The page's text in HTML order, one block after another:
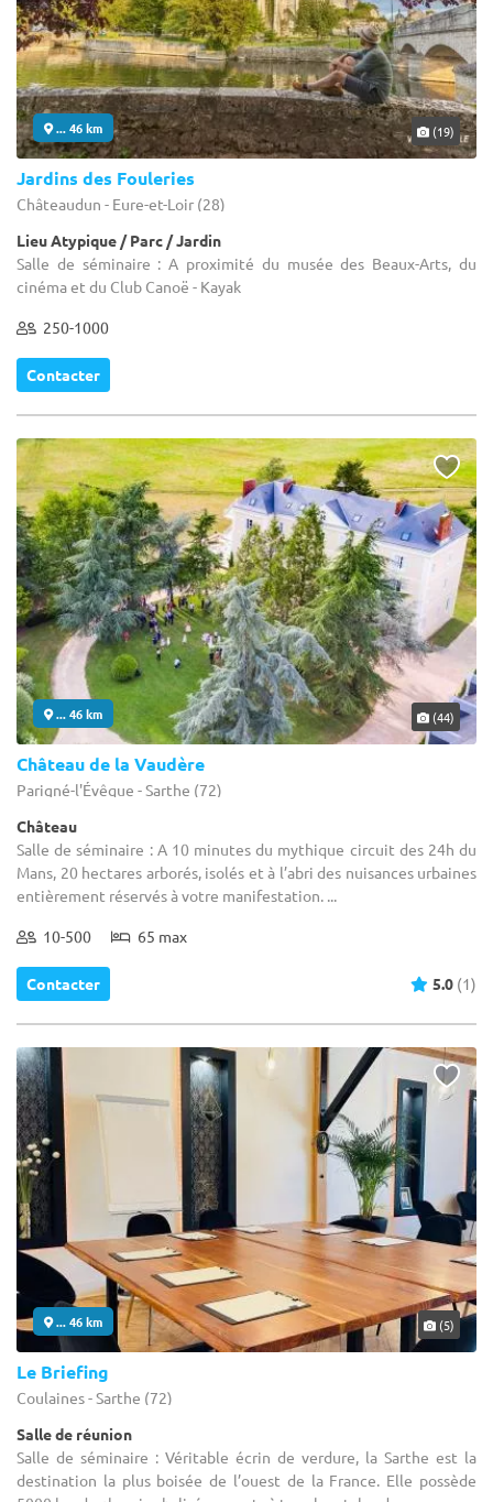
... 46 km (19)
Jardins des Fouleries
Châteaudun - Eure-et-Loir (28)
Lieu Atypique / Parc / Jardin
Salle de séminaire : A proximité du musée des Beaux-Arts, du
cinéma et du Club Canoë - Kayak
250-1000
Contacter
... 46 km (44)
Château de la Vaudère
Parigné-l'Évêque - Sarthe (72)
Château
Salle de séminaire : A 10 minutes du mythique circuit des 24h du
Mans, 20 hectares arborés, isolés et à l’abri des nuisances urbaines
entièrement réservés à votre manifestation. ...
10-500 65 max
Contacter 5.0 (1)
... 46 km (5)
Le Briefing
Coulaines - Sarthe (72)
Salle de réunion
Salle de séminaire : Véritable écrin de verdure, la Sarthe est la
destination la plus boisée de l’ouest de la France. Elle possède